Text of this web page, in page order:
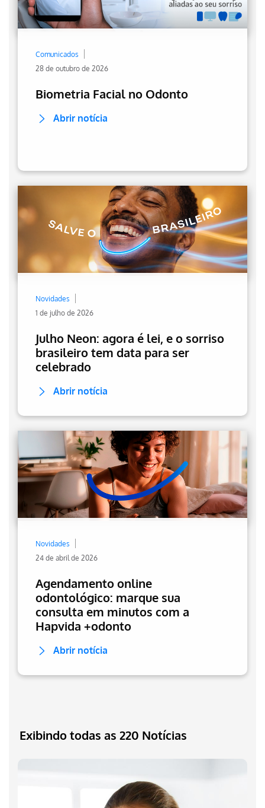
Comunicados
28 de outubro de 2026
Biometria Facial no Odonto
Abrir notícia
Novidades
1 de julho de 2026
Julho Neon: agora é lei, e o sorriso
brasileiro tem data para ser
celebrado
Abrir notícia
Novidades
24 de abril de 2026
Agendamento online
odontológico: marque sua
consulta em minutos com a
Hapvida +odonto
Abrir notícia
Exibindo todas as 220 Notícias